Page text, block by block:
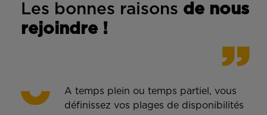
Les bonnes raisons de nous
rejoindre !
A temps plein ou temps partiel, vous
définissez vos plages de disponibilités